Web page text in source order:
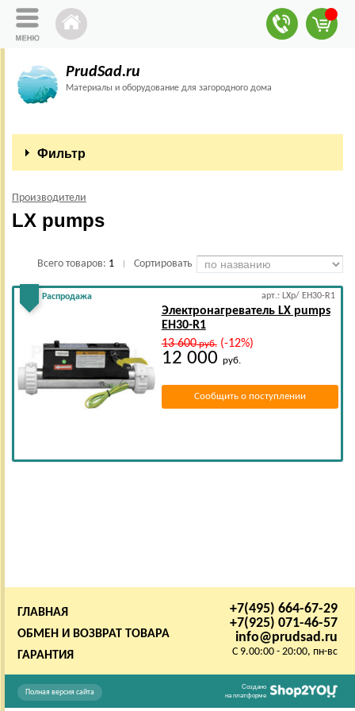
PrudSad.ru
Материалы и оборудование для загородного дома
Фильтр
Производители
LX pumps
Всего товаров: 1 Сортировать
Распродажа арт.: LXp/ EH30-R1
Электронагреватель LX pumps
EH30-R1
13 600руб.(-12%)
12 000 руб.
Сообщить о поступлении
+7(495) 664-67-29
+7(925) 071-46-57
info@prudsad.ru
C 9.00:00 - 20:00, пн-вс
ГЛАВНАЯ
ОБМЕН И ВОЗВРАТ ТОВАРА
ГАРАНТИЯ
Создано
на платформе
Полная версия сайта